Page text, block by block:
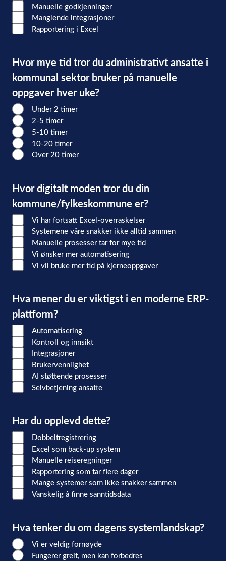
Manuelle godkjenninger
Manglende integrasjoner
Rapportering i Excel
Hvor mye tid tror du administrativt ansatte i
kommunal sektor bruker på manuelle
oppgaver hver uke?
Under 2 timer
2-5 timer
5-10 timer
10-20 timer
Over 20 timer
Hvor digitalt moden tror du din
kommune/fylkeskommune er?
Vi har fortsatt Excel-overraskelser
Systemene våre snakker ikke alltid sammen
Manuelle prosesser tar for mye tid
Vi ønsker mer automatisering
Vi vil bruke mer tid på kjerneoppgaver
Hva mener du er viktigst i en moderne ERP-
plattform?
Automatisering
Kontroll og innsikt
Integrasjoner
Brukervennlighet
AI støttende prosesser
Selvbetjening ansatte
Har du opplevd dette?
Dobbeltregistrering
Excel som back-up system
Manuelle reiseregninger
Rapportering som tar flere dager
Mange systemer som ikke snakker sammen
Vanskelig å finne sanntidsdata
Hva tenker du om dagens systemlandskap?
Vi er veldig fornøyde
Fungerer greit, men kan forbedres